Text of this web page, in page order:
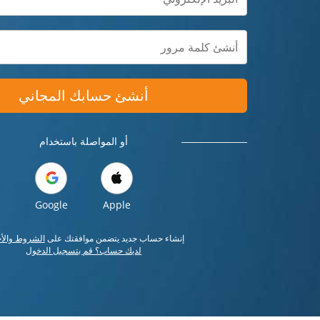
أنشئ حسابك المجاني
أو المواصلة باستخدام
Apple
Google
إنشاء حساب جديد يتضمن موافقتك علىالشروط
لديك حساب؟ قم بتسجيل الدخول